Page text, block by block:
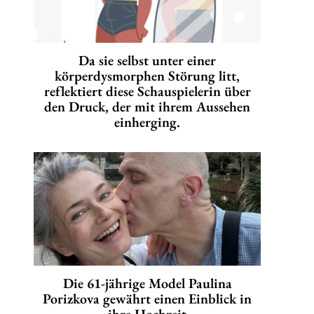
Da sie selbst unter einer
körperdysmorphen Störung litt,
reflektiert diese Schauspielerin über
den Druck, der mit ihrem Aussehen
einherging.
Die 61-jährige Model Paulina
Porizkova gewährt einen Einblick in